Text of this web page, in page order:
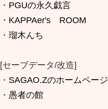
・ PGUの永久戯言
・ KAPPAer's ROOM
・ 瑠木んち
[セーブデータ/改造]
・ SAGAO.Zのホームページ
・ 愚者の館